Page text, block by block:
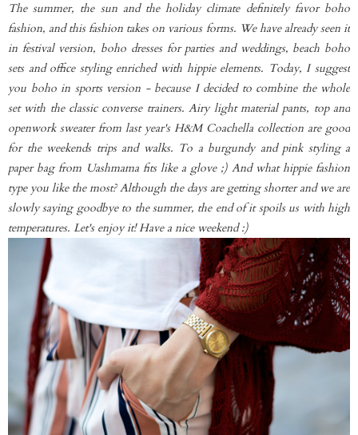
The summer, the sun and the holiday climate definitely favor boho
fashion, and this fashion takes on various forms. We have already seen it
in festival version, boho dresses for parties and weddings, beach boho
sets and office styling enriched with hippie elements. Today, I suggest
you boho in sports version - because I decided to combine the whole
set with the classic converse trainers. Airy light material pants, top and
openwork sweater from last year's H&M Coachella collection are good
for the weekends trips and walks. To a burgundy and pink styling a
paper bag from Uashmama fits like a glove ;) And what hippie fashion
type you like the most? Although the days are getting shorter and we are
slowly saying goodbye to the summer, the end of it spoils us with high
temperatures. Let's enjoy it! Have a nice weekend :)